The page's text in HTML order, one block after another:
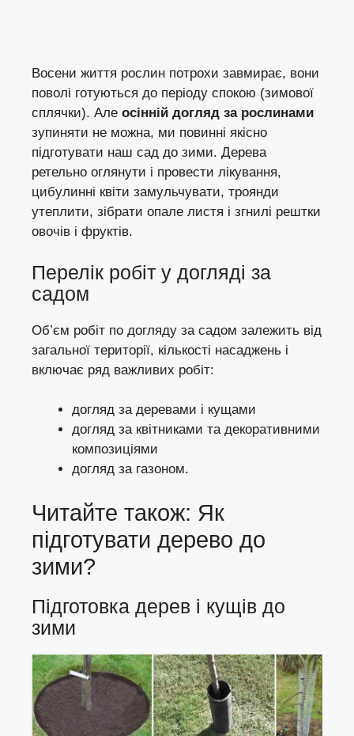
Восени життя рослин потрохи завмирає, вони
поволі готуються до періоду спокою (зимової
сплячки). Але осінній догляд за рослинами
зупиняти не можна, ми повинні якісно
підготувати наш сад до зими. Дерева
ретельно оглянути і провести лікування,
цибулинні квіти замульчувати, троянди
утеплити, зібрати опале листя і згнилі рештки
овочів і фруктів.
Перелік робіт у догляді за
садом
Об’єм робіт по догляду за садом залежить від
загальної території, кількості насаджень і
включає ряд важливих робіт:
догляд за деревами і кущами
догляд за квітниками та декоративними
композиціями
догляд за газоном.
Читайте також: Як
підготувати дерево до
зими?
Підготовка дерев і кущів до
зими